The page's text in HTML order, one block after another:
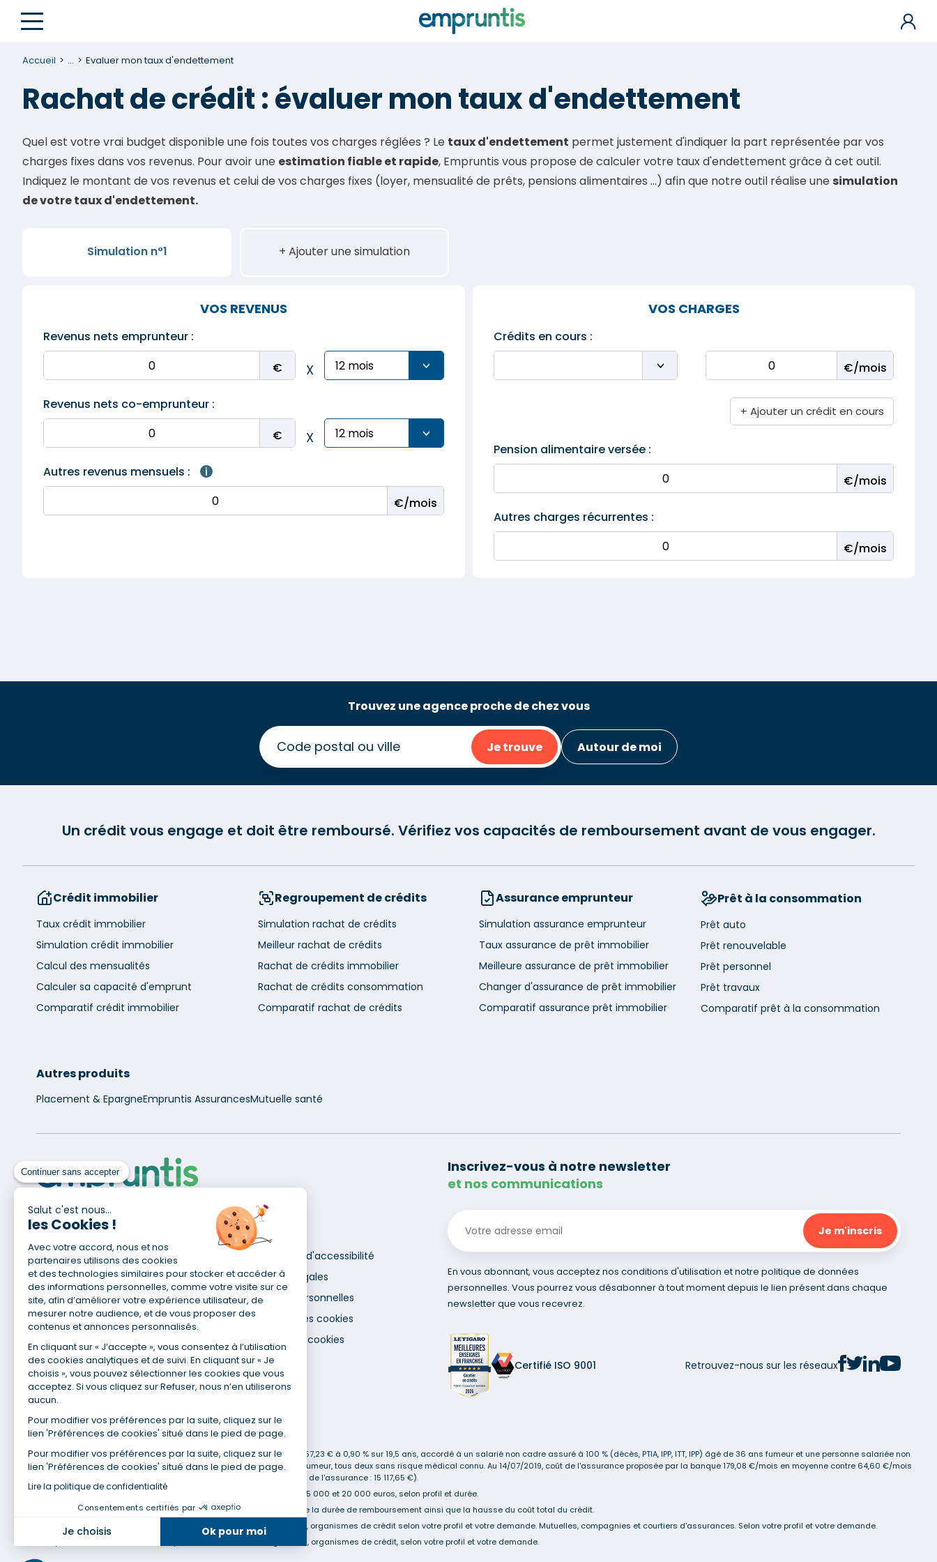
Continuer sans accepter
Salut c'est nous...
les Cookies !
Avec votre accord, nous et nos
partenaires utilisons des cookies
et des technologies similaires pour stocker et accéder à
des informations personnelles, comme votre visite sur ce
site, afin d’améliorer votre expérience utilisateur, de
mesurer notre audience, et de vous proposer des
contenus et annonces personnalisés.
En cliquant sur « J’accepte », vous consentez à l’utilisation
des cookies analytiques et de suivi. En cliquant sur « Je
choisis », vous pouvez sélectionner les cookies que vous
acceptez. Si vous cliquez sur Refuser, nous n’en utiliserons
aucun.
Pour modifier vos préférences par la suite, cliquez sur le
lien 'Préférences de cookies' situé dans le pied de page.
Pour modifier vos préférences par la suite, cliquez sur le
lien 'Préférences de cookies' situé dans le pied de page.
Lire la politique de confidentialité
Consentements certifiés par
Je choisis Ok pour moi
Accueil ... Evaluer mon taux d'endettement
Rachat de crédit : évaluer mon taux d'endettement
Quel est votre vrai budget disponible une fois toutes vos charges réglées ? Le taux d'endettement permet justement d'indiquer la part représentée par vos
charges fixes dans vos revenus. Pour avoir une estimation fiable et rapide, Empruntis vous propose de calculer votre taux d'endettement grâce à cet outil.
Indiquez le montant de vos revenus et celui de vos charges fixes (loyer, mensualité de prêts, pensions alimentaires ...) afin que notre outil réalise une simulation
de votre taux d'endettement.
Simulation n°1 + Ajouter une simulation
VOS REVENUS
Revenus nets emprunteur :
X
Revenus nets co-emprunteur :
X
Autres revenus mensuels : i
VOS CHARGES
Crédits en cours :
+ Ajouter un crédit en cours
Pension alimentaire versée :
Autres charges récurrentes :
Trouvez une agence proche de chez vous
Je trouve Autour de moi
Un crédit vous engage et doit être remboursé. Vérifiez vos capacités de remboursement avant de vous engager.
Crédit immobilier
Taux crédit immobilier
Simulation crédit immobilier
Calcul des mensualités
Calculer sa capacité d'emprunt
Comparatif crédit immobilier
Regroupement de crédits
Simulation rachat de crédits
Meilleur rachat de crédits
Rachat de crédits immobilier
Rachat de crédits consommation
Comparatif rachat de crédits
Assurance emprunteur
Simulation assurance emprunteur
Taux assurance de prêt immobilier
Meilleure assurance de prêt immobilier
Changer d'assurance de prêt immobilier
Comparatif assurance prêt immobilier
Prêt à la consommation
Prêt auto
Prêt renouvelable
Prêt personnel
Prêt travaux
Comparatif prêt à la consommation
Autres produits
Placement & EpargneEmpruntis AssurancesMutuelle santé
Pour en savoir plus
Qui sommes-nous ?
Site du Groupe
Nos agences
Nous contacter
Recrutement
Déclaration d'accessibilité
Mentions légales
Données personnelles
Utilisation des cookies
Gestion des cookies
Inscrivez-vous à notre newsletter
et nos communications
En vous abonnant, vous acceptez nos conditions d'utilisation et notre politique de données
personnelles. Vous pourrez vous désabonner à tout moment depuis le lien présent dans chaque
newsletter que vous recevrez.
Certifié ISO 9001 Retrouvez-nous sur les réseaux
(1) Taux fixe national hors assurance et selon votre profil
(2) Économie de 65 % pour l'assurance d'un prêt amortissable de 330 457,23 € à 0,90 % sur 19,5 ans, accordé à un salarié non cadre assuré à 100 % (décès, PTIA, IPP, ITT, IPP) âgé de 36 ans fumeur et une personne salariée non
cadre assurée à 100 % (décès, PTIA, IPP, ITT, IPP) âgée de 35 ans et non-fumeur, tous deux sans risque médical connu. Au 14/07/2019, coût de l'assurance proposée par la banque 179,08 €/mois en moyenne contre 64,60 €/mois
en moyenne au 14/07/2022 avec Empruntis.com (TAEA : 0,44 %, coût total de l'assurance : 15 117,65 €).
(3) Taux minimum pour un crédit consommation d'un montant fixé entre 5 000 et 20 000 euros, selon profil et durée.
(4) La diminution du montant des mensualités entraîne l'allongement de la durée de remboursement ainsi que la hausse du coût total du crédit.
(5) Banques de réseau, mutualistes, spécialisées, directions régionales, organismes de crédit selon votre profil et votre demande. Mutuelles, compagnies et courtiers d'assurances. Selon votre profil et votre demande.
(6) Banques de réseau, mutualistes, spécialisées, directions régionales, organismes de crédit, selon votre profil et votre demande.